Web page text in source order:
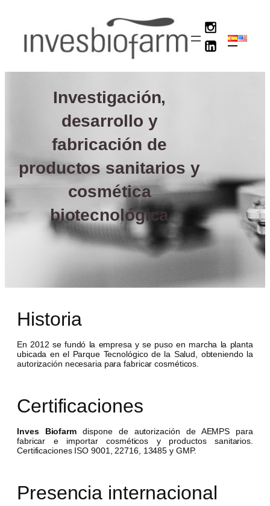
contenido
Investigación,
desarrollo y
fabricación de
productos sanitarios y
cosmética
biotecnológica
Historia
En 2012 se fundó la empresa y se puso en marcha la planta
ubicada en el Parque Tecnológico de la Salud, obteniendo la
autorización necesaria para fabricar cosméticos.
Certificaciones
Inves Biofarm dispone de autorización de AEMPS para
fabricar e importar cosméticos y productos sanitarios.
Certificaciones ISO 9001, 22716, 13485 y GMP.
Presencia internacional